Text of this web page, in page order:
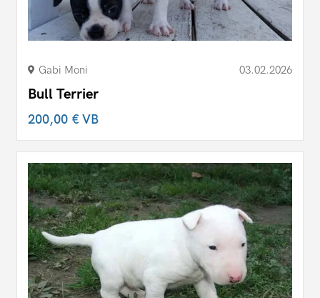
Gabi Moni 03.02.2026
Bull Terrier
200,00 €VB